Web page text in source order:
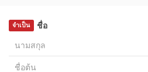
ชื่อ
จำเป็น